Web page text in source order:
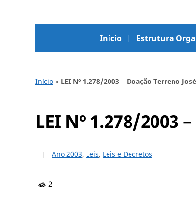
Início Estrutura
Início » LEI Nº 1.278/2003 – Doação Terreno
LEI Nº 1.278/2003
Ano 2003, Leis, Leis e Decretos
2